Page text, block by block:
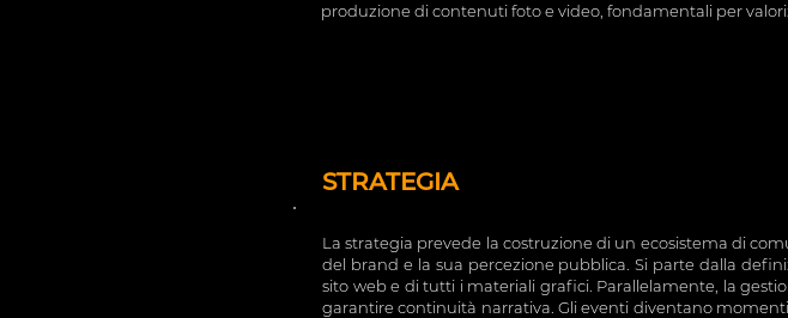
produzione di contenuti foto e video, fondamentali per
STRATEGIA
La strategia prevede la costruzione di un ecosistema di
del brand e la sua percezione pubblica. Si parte dalla
sito web e di tutti i materiali grafici. Parallelamente, la
garantire continuità narrativa. Gli eventi diventano